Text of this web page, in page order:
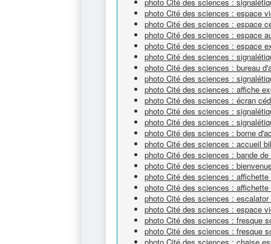
photo Cité des sciences : espace
photo Cité des sciences : espace
photo Cité des sciences : espace
photo Cité des sciences : espace
photo Cité des sciences :
photo Cité des sciences : bureau
photo Cité des sciences :
photo Cité des sciences : affiche
photo Cité des sciences : écran
photo Cité des sciences :
photo Cité des sciences :
photo Cité des sciences : borne
photo Cité des sciences : accueil
photo Cité des sciences : bande
photo Cité des sciences :
photo Cité des sciences :
photo Cité des sciences :
photo Cité des sciences :
photo Cité des sciences : espace
photo Cité des sciences : fresque
photo Cité des sciences : fresque